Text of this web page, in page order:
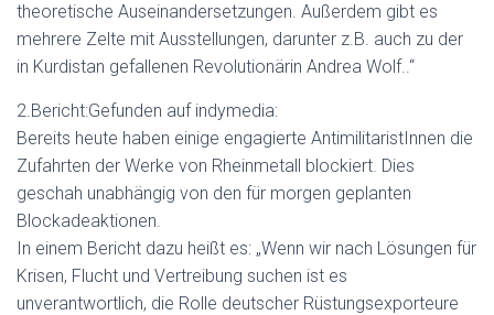
theoretische Auseinandersetzungen. Außerdem gibt es
mehrere Zelte mit Ausstellungen, darunter z.B. auch zu der
in Kurdistan gefallenen Revolutionärin Andrea Wolf..“
2.Bericht:Gefunden auf indymedia:
Bereits heute haben einige engagierte AntimilitaristInnen die
Zufahrten der Werke von Rheinmetall blockiert. Dies
geschah unabhängig von den für morgen geplanten
Blockadeaktionen.
In einem Bericht dazu heißt es: „Wenn wir nach Lösungen für
Krisen, Flucht und Vertreibung suchen ist es
unverantwortlich, die Rolle deutscher Rüstungsexporteure